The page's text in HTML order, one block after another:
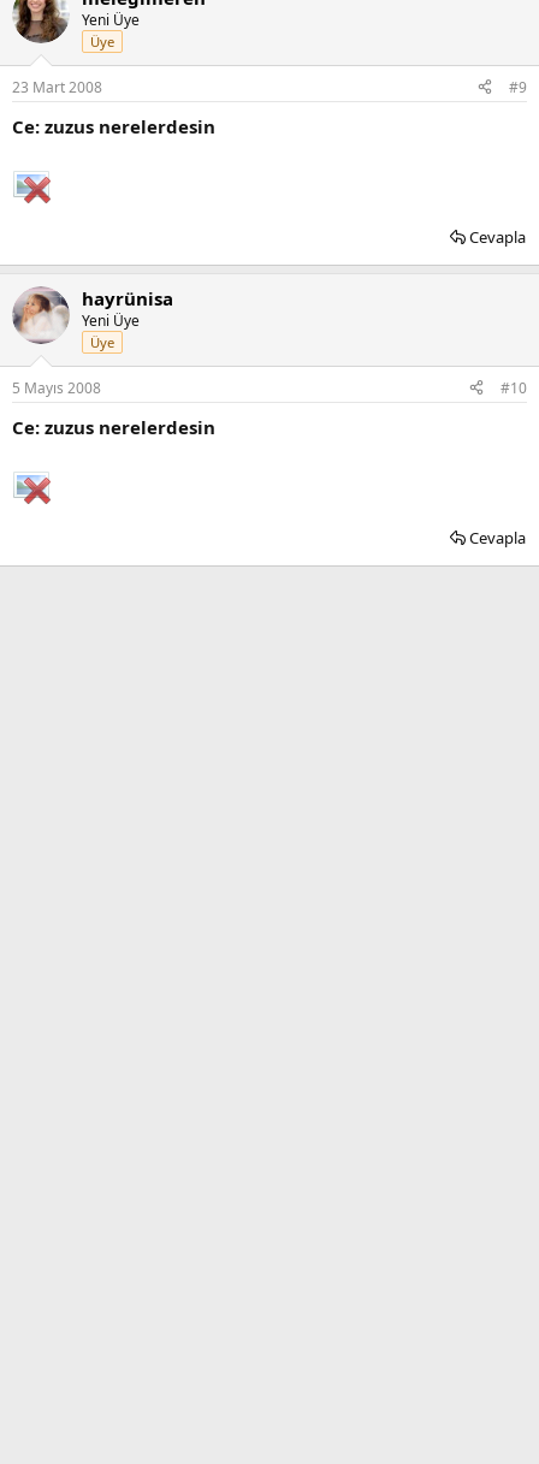
Yeni Üye
Üye
23 Mart 2008 #9
Ce: zuzus nerelerdesin
Cevapla
hayrünisa
Yeni Üye
Üye
5 Mayıs 2008 #10
Ce: zuzus nerelerdesin
Cevapla